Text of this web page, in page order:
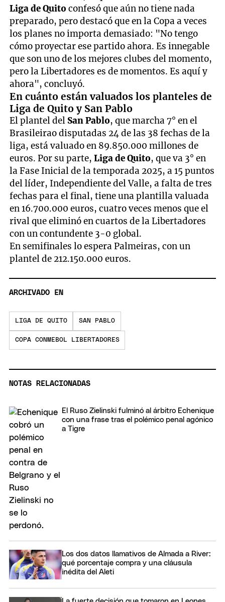
Liga de Quitoconfesó que aún no tiene nada
preparado, pero destacó que en la Copa a veces
los planes no importa demasiado: "No tengo
cómo proyectar ese partido ahora. Es innegable
que son uno de los mejores clubes del momento,
pero la Libertadores es de momentos. Es aquí y
ahora", concluyó.
En cuánto están valuados los planteles de
Liga de Quito y San Pablo
El plantel del San Pablo, que marcha 7° en el
Brasileirao disputadas 24 de las 38 fechas de la
liga, está valuado en 89.850.000 millones de
euros. Por su parte,Liga de Quito, que va 3° en
la Fase Inicial de la temporada 2025, a 15 puntos
del líder, Independiente del Valle, a falta de tres
fechas para el final, tiene una plantilla valuada
en 16.700.000 euros, cuatro veces menos que el
rival que eliminó en cuartos de la Libertadores
con un contundente 3-0 global.
En semifinales lo espera Palmeiras, con un
plantel de 212.150.000 euros.
ARCHIVADO EN
LIGA DE QUITO SAN PABLO
COPA CONMEBOL LIBERTADORES
NOTAS RELACIONADAS
El Ruso Zielinski fulminó al árbitro Echenique
con una frase tras el polémico penal agónico
a Tigre
Los dos datos llamativos de Almada a River:
qué porcentaje compra y una cláusula
inédita del Aleti